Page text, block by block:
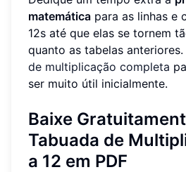
matemática para as linhas e
12s até que elas se tornem
quanto as tabelas anteriores.
de multiplicação completa
ser muito útil inicialmente.
Baixe
Tabuada de
a 12 em PDF